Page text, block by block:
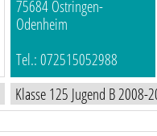
75684 Östringen-
Odenheim
Tel.: 072515052988